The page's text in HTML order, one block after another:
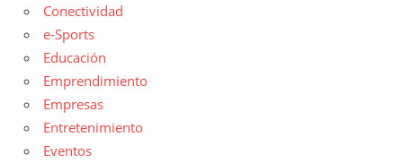
Conectividad
e-Sports
Educación
Emprendimiento
Empresas
Entretenimiento
Eventos